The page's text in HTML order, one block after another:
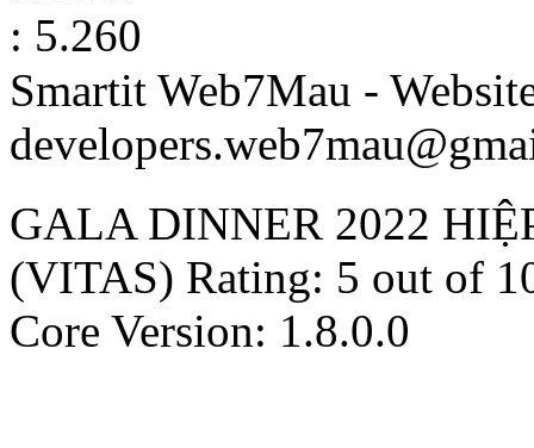
: 5.260
Smartit Web7Mau -
GALA DINNER 2022
(VITAS) Rating: 5 out of
Core Version: 1.8.0.0